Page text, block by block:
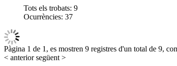
Tots els trobats: 9
Ocurrències: 37
Pàgina 1 de 1, es mostren 9 registres d'un total de 9,
< anteriorsegüent >